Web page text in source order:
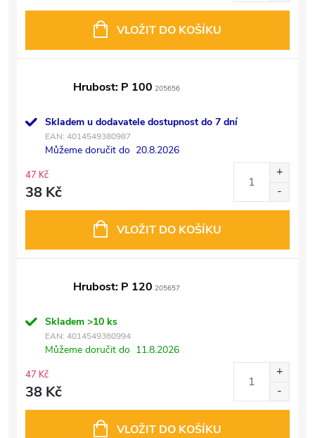
VLOŽIT DO KOŠÍKU
Hrubost: P 100 205656
Skladem u dodavatele dostupnost do 7 dní
EAN: 4014549380987
Můžeme doručit do 20.8.2026
47 Kč
38 Kč
VLOŽIT DO KOŠÍKU
Hrubost: P 120 205657
Skladem >10 ks
EAN: 4014549380994
Můžeme doručit do 11.8.2026
47 Kč
38 Kč
VLOŽIT DO KOŠÍKU